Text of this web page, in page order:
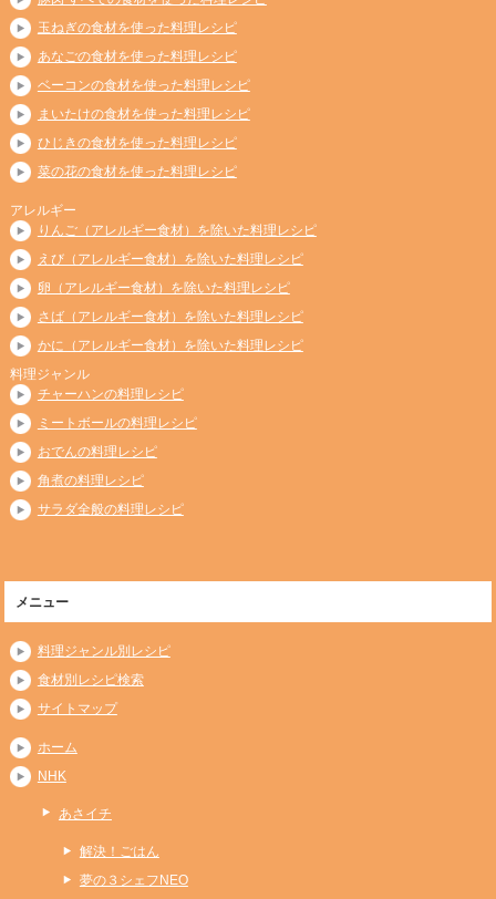
玉ねぎの食材を使った料理レシピ
あなごの食材を使った料理レシピ
ベーコンの食材を使った料理レシピ
まいたけの食材を使った料理レシピ
ひじきの食材を使った料理レシピ
菜の花の食材を使った料理レシピ
アレルギー
りんご（アレルギー食材）を除いた料理レシピ
えび（アレルギー食材）を除いた料理レシピ
卵（アレルギー食材）を除いた料理レシピ
さば（アレルギー食材）を除いた料理レシピ
かに（アレルギー食材）を除いた料理レシピ
料理ジャンル
チャーハンの料理レシピ
ミートボールの料理レシピ
おでんの料理レシピ
角煮の料理レシピ
サラダ全般の料理レシピ
メニュー
料理ジャンル別レシピ
食材別レシピ検索
サイトマップ
ホーム
NHK
あさイチ
解決！ごはん
夢の３シェフNEO